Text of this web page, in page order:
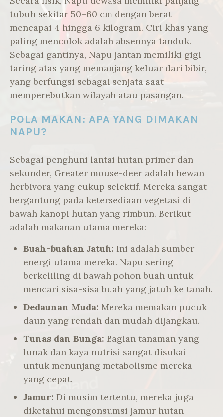
tubuh sekitar 50–60 cm dengan berat
mencapai 4 hingga 6 kilogram. Ciri khas yang
paling mencolok adalah absennya tanduk.
Sebagai gantinya, Napu jantan memiliki gigi
taring atas yang memanjang keluar dari bibir,
yang berfungsi sebagai senjata saat
memperebutkan wilayah atau pasangan.
POLA MAKAN: APA YANG DIMAKAN
NAPU?
Sebagai penghuni lantai hutan primer dan
sekunder, Greater mouse-deer adalah hewan
herbivora yang cukup selektif. Mereka sangat
bergantung pada ketersediaan vegetasi di
bawah kanopi hutan yang rimbun. Berikut
adalah makanan utama mereka:
Buah-buahan Jatuh: Ini adalah sumber
energi utama mereka. Napu sering
berkeliling di bawah pohon buah untuk
mencari sisa-sisa buah yang jatuh ke tanah.
Dedaunan Muda: Mereka memakan pucuk
daun yang rendah dan mudah dijangkau.
Tunas dan Bunga: Bagian tanaman yang
lunak dan kaya nutrisi sangat disukai
untuk menunjang metabolisme mereka
yang cepat.
Jamur: Di musim tertentu, mereka juga
diketahui mengonsumsi jamur hutan